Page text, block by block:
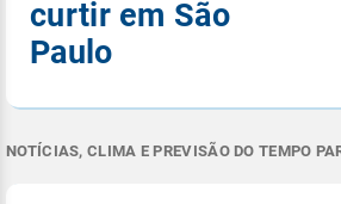
curtir em São
Paulo
NOTÍCIAS, CLIMA E PREVISÃO DO TEMPO